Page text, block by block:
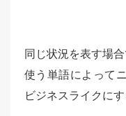
同じ状況を表す場合
使う単語によって
ビジネスライクに